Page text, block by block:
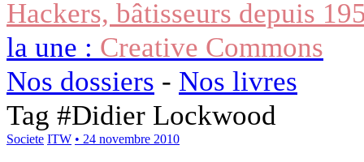
Hackers, bâtisseurs depuis
la une : Creative Commons
Nos dossiers - Nos livres
Tag #Didier Lockwood
Societe ITW • 24 novembre 2010